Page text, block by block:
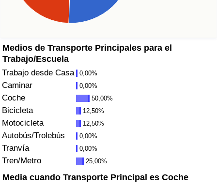
Medios de Transporte Principales para el
Trabajo/Escuela
Trabajo desde Casa 0,00%
Caminar 0,00%
Coche 50,00%
Bicicleta 12,50%
Motocicleta 12,50%
Autobús/Trolebús 0,00%
Tranvía 0,00%
Tren/Metro 25,00%
Media cuando Transporte Principal es Coche
Índice de Sanidad por País
Índice de Contaminación (Actual)
Índice de contaminación
Índice de Contaminación por País
Tráfico
Índice de Tráfico
Índice de Tráfico (Actual)